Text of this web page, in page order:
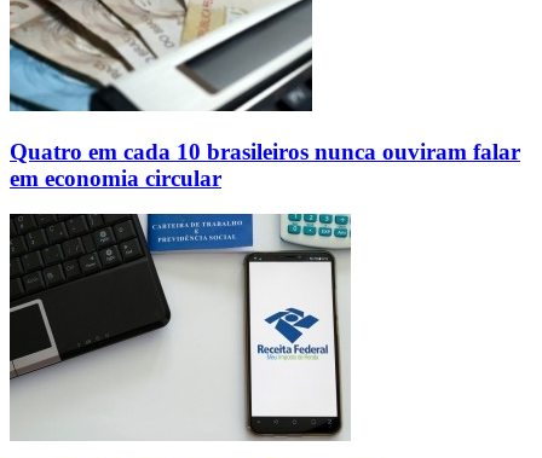
Quatro em cada 10 brasileiros nunca ouviram falar
em economia circular